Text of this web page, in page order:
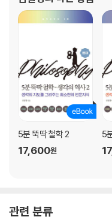
죽음을 준비하는 정신의 절차
어떻게 세계를 볼 것인가?
언어는 생각의 감옥인가 _비트
못 봐서 아쉬운 「시녀들」과
스, 가우디
내가 배틀그라운드에 빠져
세상을 놀이터로 본 보모 _
무엇이든 괜찮다, 과학이든
복할 수 있었다
5분 뚝딱 철학 2
17,600원
5
관련 분류